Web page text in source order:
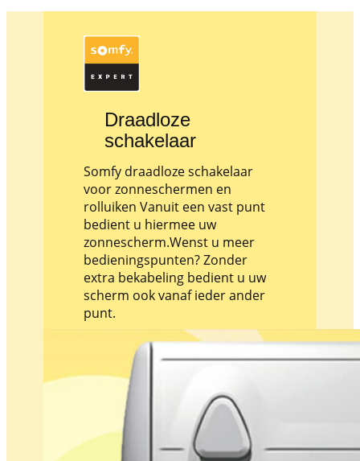
Draadloze
schakelaar
Somfy draadloze schakelaar
voor zonneschermen en
rolluiken Vanuit een vast punt
bedient u hiermee uw
zonnescherm.Wenst u meer
bedieningspunten? Zonder
extra bekabeling bedient u uw
scherm ook vanaf ieder ander
punt.